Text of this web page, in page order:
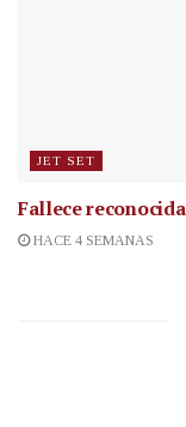
JET SET
Fallece
HACE 4 SEMANAS